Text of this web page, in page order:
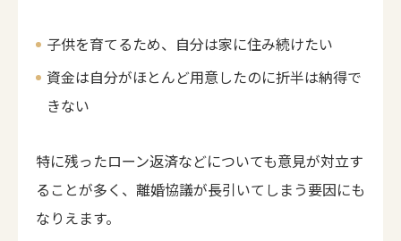
子供を育てるため、自分は家に住み続けたい
資金は自分がほとんど用意したのに折半は納得で
きない
特に残ったローン返済などについても意見が対立す
ることが多く、離婚協議が長引いてしまう要因にも
なりえます。